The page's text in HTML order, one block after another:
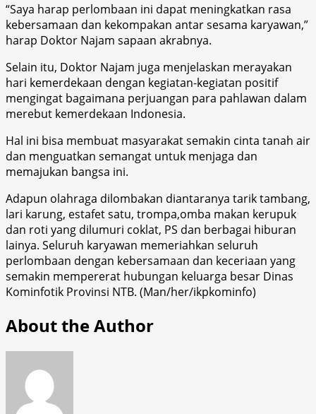
“Saya harap perlombaan ini dapat meningkatkan rasa
kebersamaan dan kekompakan antar sesama karyawan,”
harap Doktor Najam sapaan akrabnya.
Selain itu, Doktor Najam juga menjelaskan merayakan
hari kemerdekaan dengan kegiatan-kegiatan positif
mengingat bagaimana perjuangan para pahlawan dalam
merebut kemerdekaan Indonesia.
Hal ini bisa membuat masyarakat semakin cinta tanah air
dan menguatkan semangat untuk menjaga dan
memajukan bangsa ini.
Adapun olahraga dilombakan diantaranya tarik tambang,
lari karung, estafet satu, trompa,omba makan kerupuk
dan roti yang dilumuri coklat, PS dan berbagai hiburan
lainya. Seluruh karyawan memeriahkan seluruh
perlombaan dengan kebersamaan dan keceriaan yang
semakin mempererat hubungan keluarga besar Dinas
Kominfotik Provinsi NTB. (Man/her/ikpkominfo)
About the Author